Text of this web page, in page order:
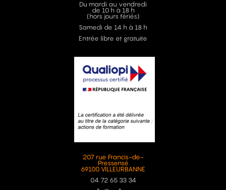
Du mardi au vendredi
de 10 h à 18 h
(hors jours fériés)
Samedi de 14 h à 18 h
Entrée libre et gratuite
207 rue Francis-de-
Pressensé
69100 VILLEURBANNE
04 72 65 33 34